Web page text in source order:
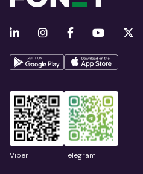
Viber Telegram